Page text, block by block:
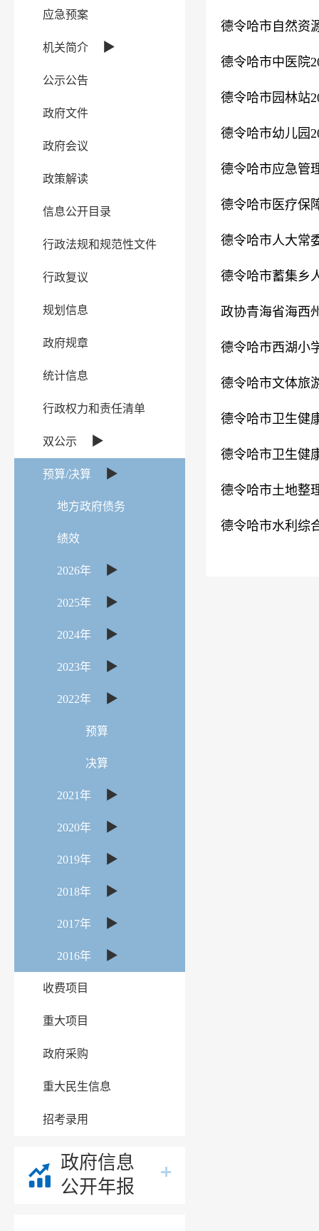
应急预案
机关简介 ▶
公示公告
政府文件
政府会议
政策解读
信息公开目录
行政法规和规范性文件
行政复议
规划信息
政府规章
统计信息
行政权力和责任清单
双公示 ▶
预算/决算 ▶
地方政府债务
绩效
2026年 ▶
2025年 ▶
2024年 ▶
2023年 ▶
2022年 ▶
预算
决算
2021年 ▶
2020年 ▶
2019年 ▶
2018年 ▶
2017年 ▶
2016年 ▶
收费项目
重大项目
政府采购
重大民生信息
招考录用
政府信息
公开年报
德令哈市自然资
德令哈市中医院
德令哈市园林站
德令哈市幼儿园
德令哈市应急管
德令哈市医疗保
德令哈市人大常
德令哈市蓄集乡
政协青海省海西
德令哈市西湖小
德令哈市文体旅
德令哈市卫生健
德令哈市卫生健
德令哈市土地整
德令哈市水利综